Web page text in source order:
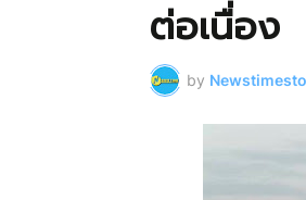
ต่อเนื่อง
by